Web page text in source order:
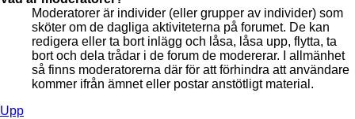
Moderatorer är individer (eller grupper av individer) som
sköter om de dagliga aktiviteterna på forumet. De kan
redigera eller ta bort inlägg och låsa, låsa upp, flytta, ta
bort och dela trådar i de forum de modererar. I allmänhet
så finns moderatorerna där för att förhindra att användare
kommer ifrån ämnet eller postar anstötligt material.
Upp